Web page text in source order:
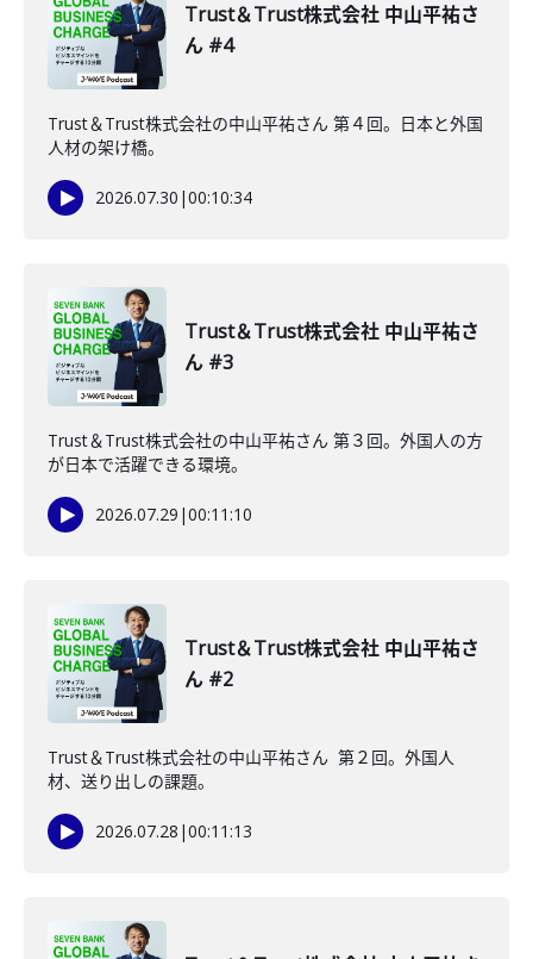
Trust＆Trust株式会社 中山平祐さ
ん #4
Trust＆Trust株式会社の中山平祐さん 第４回。日本と外国
人材の架け橋。
2026.07.30 |00:10:34
Trust＆Trust株式会社 中山平祐さ
ん #3
Trust＆Trust株式会社の中山平祐さん 第３回。外国人の方
が日本で活躍できる環境。
2026.07.29 |00:11:10
Trust＆Trust株式会社 中山平祐さ
ん #2
Trust＆Trust株式会社の中山平祐さん 第２回。外国人
材、送り出しの課題。
2026.07.28 |00:11:13